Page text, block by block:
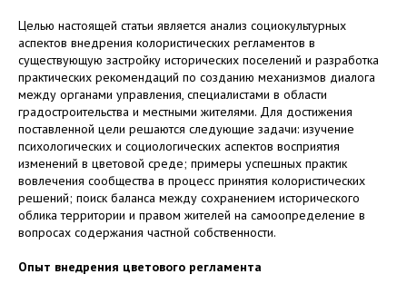
Целью настоящей статьи является анализ социокультурных
аспектов внедрения колористических регламентов в
существующую застройку исторических поселений и разработка
практических рекомендаций по созданию механизмов диалога
между органами управления, специалистами в области
градостроительства и местными жителями. Для достижения
поставленной цели решаются следующие задачи: изучение
психологических и социологических аспектов восприятия
изменений в цветовой среде; примеры успешных практик
вовлечения сообщества в процесс принятия колористических
решений; поиск баланса между сохранением исторического
облика территории и правом жителей на самоопределение в
вопросах содержания частной собственности.
Опыт внедрения цветового регламента